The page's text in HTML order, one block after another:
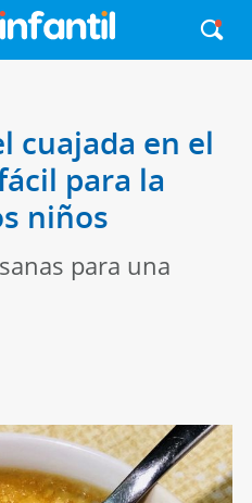
cuajada en el
para la
niños
para una